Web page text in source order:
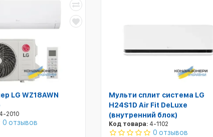
LG WZ18AWN
4-2010
0 отзывов
Мульти сплит система LG
H24S1D Air Fit DeLuxe
(внутренний блок)
Код товара:4-1102
0 отзывов